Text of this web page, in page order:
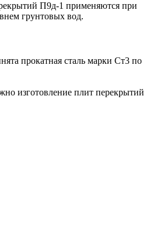
П9д-1 применяются при
грунтовых вод.
прокатная сталь марки Ст3 по
изготовление плит перекрытий